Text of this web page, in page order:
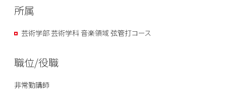
所属
芸術学部 芸術学科 音楽領域 弦管打コース
職位/役職
非常勤講師